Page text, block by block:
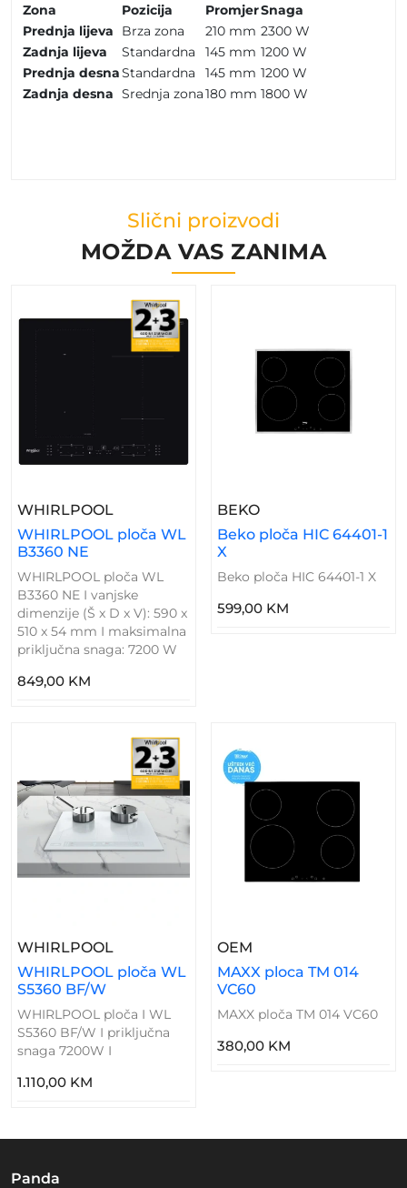
Zona
Pozicija PromjerSnaga
Prednja lijeva
Brza zona 210 mm 2300 W
Zadnja lijeva
Standardna 145 mm 1200 W
Prednja desnaStandardna 145 mm 1200 W
Zadnja desna Srednja zona180 mm 1800 W
Slični proizvodi
MOŽDA VAS ZANIMA
WHIRLPOOL– WHIRLPOOL Ploča WL B3360 NE
WHIRLPOOL ploča WL
B3360 NE
WHIRLPOOL ploča WL
B3360 NE I vanjske
dimenzije (Š x D x V): 590 x
510 x 54 mm I maksimalna
priključna snaga: 7200 W
849,00 KM
BEKO– Beko Ploča HIC
Beko ploča HIC 64401-1
X
Beko ploča HIC 64401-1 X
599,00 KM
WHIRLPOOL– WHIRLPOOL Ploča WL S5360 BF/W
WHIRLPOOL ploča WL
S5360 BF/W
WHIRLPOOL ploča I WL
S5360 BF/W I priključna
snaga 7200W I
1.110,00 KM
OEM
MAXX ploca TM 014
VC60
MAXX ploča TM 014 VC60
380,00 KM
Panda